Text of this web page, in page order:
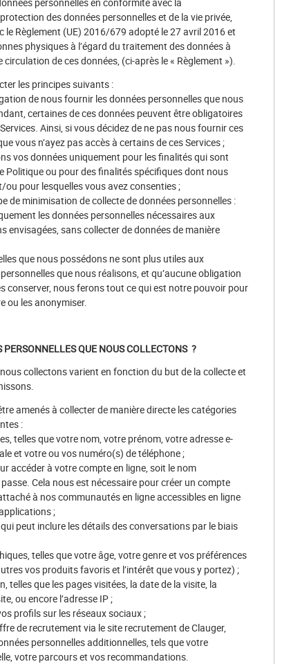
des données personnelles et de la vie privée,
Règlement (UE) 2016/679 adopté le 27 avril 2016 et
physiques à l’égard du traitement des données à
de ces données, (ci-après le « Règlement »).
les principes suivants :
de nous fournir les données personnelles que nous
certaines de ces données peuvent être obligatoires
Ainsi, si vous décidez de ne pas nous fournir ces
vous n’ayez pas accès à certains de ces Services ;
vos données uniquement pour les finalités qui sont
Politique ou pour des finalités spécifiques dont nous
pour lesquelles vous avez consenties ;
de minimisation de collecte de données personnelles :
les données personnelles nécessaires aux
envisagées, sans collecter de données de manière
que nous possédons ne sont plus utiles aux
que nous réalisons, et qu’aucune obligation
conserver, nous ferons tout ce qui est notre pouvoir pour
ou les anonymiser.
PERSONNELLES QUE NOUS COLLECTONS ?
collectons varient en fonction du but de la collecte et
amenés à collecter de manière directe les catégories
:
telles que votre nom, votre prénom, votre adresse e-
et votre ou vos numéro(s) de téléphone ;
accéder à votre compte en ligne, soit le nom
Cela nous est nécessaire pour créer un compte
à nos communautés en ligne accessibles en ligne
;
peut inclure les détails des conversations par le biais
telles que votre âge, votre genre et vos préférences
vos produits favoris et l’intérêt que vous y portez) ;
telles que les pages visitées, la date de la visite, la
ou encore l’adresse IP ;
profils sur les réseaux sociaux ;
de recrutement via le site recrutement de Clauger,
personnelles additionnelles, tels que votre
votre parcours et vos recommandations.